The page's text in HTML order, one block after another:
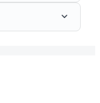
keyboard_arrow_down